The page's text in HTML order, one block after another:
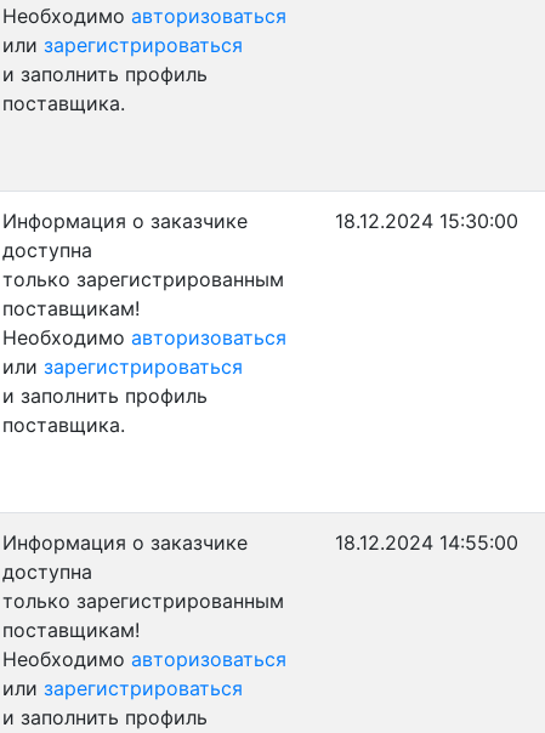
Необходимо авторизоваться
или зарегистрироваться
и заполнить профиль
поставщика.
Информация о заказчике
доступна
только зарегистрированным
поставщикам!
Необходимо авторизоваться
или зарегистрироваться
и заполнить профиль
поставщика.
18.12.2024 15:30:00
Информация о заказчике
доступна
только зарегистрированным
поставщикам!
Необходимо авторизоваться
или зарегистрироваться
и заполнить профиль
18.12.2024 14:55:00